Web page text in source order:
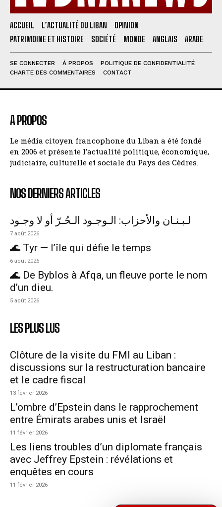
ACCUEIL L’ACTUALITÉ DU LIBAN
OPINION
PATRIMOINE ET HISTOIRE
SOCIÉTÉ MONDE ANGLAIS ARABE
SE CONNECTER À PROPOS
POLITIQUE DE CONFIDENTIALITÉ
CHARTE DES COMMENTAIRES
CONTACT
A PROPOS
Le média citoyen francophone du Liban a été fondé
en 2006 et présente l’actualité politique, économique,
judiciaire, culturelle et sociale du Pays des Cèdres.
NOS DERNIERS ARTICLES
لـبـنـان والأحزاب: الـوجـود الـحُـرّ أو لا وجـود
7 août 2026
🌊 Tyr — l’île qui défie le temps
6 août 2026
🌊 De Byblos à Afqa, un fleuve porte le nom
d’un dieu.
5 août 2026
LES PLUS LUS
Clôture de la visite du FMI au Liban :
discussions sur la restructuration bancaire
et le cadre fiscal
13 février 2026
L’ombre d’Epstein dans le rapprochement
entre Émirats arabes unis et Israël
11 février 2026
Les liens troubles d’un diplomate français
avec Jeffrey Epstein : révélations et
enquêtes en cours
11 février 2026